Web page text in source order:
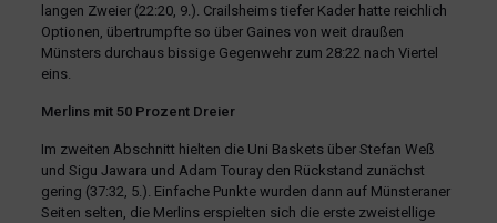
langen Zweier (22:20, 9.). Crailsheims tiefer Kader hatte reichlich
Optionen, übertrumpfte so über Gaines von weit draußen
Münsters durchaus bissige Gegenwehr zum 28:22 nach Viertel
eins.
Merlins mit 50 Prozent Dreier
Im zweiten Abschnitt hielten die Uni Baskets über Stefan Weß
und Sigu Jawara und Adam Touray den Rückstand zunächst
gering (37:32, 5.). Einfache Punkte wurden dann auf Münsteraner
Seiten selten, die Merlins erspielten sich die erste zweistellige